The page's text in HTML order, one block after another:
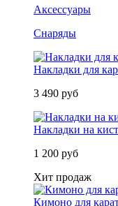
Аксессуары
Снаряды
Накладки для
3 490 руб
Накладки на
1 200 руб
Хит продаж
Кимоно для